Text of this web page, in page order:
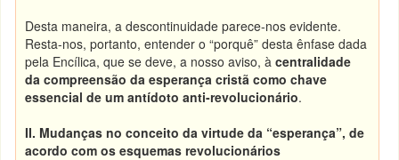
Desta maneira, a descontinuidade parece-nos evidente.
Resta-nos, portanto, entender o “porquê” desta ênfase dada
pela Encílica, que se deve, a nosso aviso, àcentralidade
da compreensão da esperança cristã como chave
essencial de um antídoto anti-revolucionário.
II. Mudanças no conceito da virtude da “esperança”, de
acordo com os esquemas revolucionários